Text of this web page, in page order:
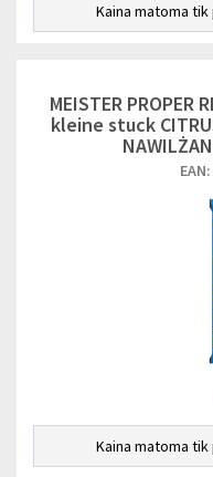
Kaina matoma
MEISTER PROPER
kleine stuck
Kaina matoma